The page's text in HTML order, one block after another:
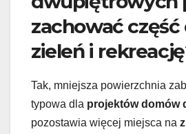
zachować część
zieleń i
Tak, mniejsza powierzchnia
typowa dla projektów domów
pozostawia więcej miejsca na